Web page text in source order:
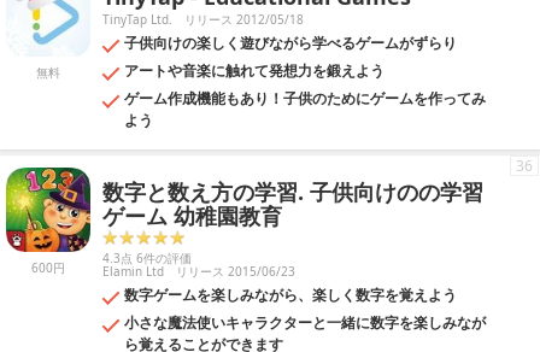
無料
TinyTap Ltd. リリース 2012/05/18
子供向けの楽しく遊びながら学べるゲームがずらり
アートや音楽に触れて発想力を鍛えよう
ゲーム作成機能もあり！子供のためにゲームを作ってみ
よう
600円
数字と数え方の学習. 子供向けのの学習
ゲーム 幼稚園教育
4.3点 6件の評価
Elamin Ltd リリース 2015/06/23
数字ゲームを楽しみながら、楽しく数字を覚えよう
小さな魔法使いキャラクターと一緒に数字を楽しみなが
ら覚えることができます
36